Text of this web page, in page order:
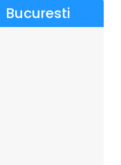
Bucuresti